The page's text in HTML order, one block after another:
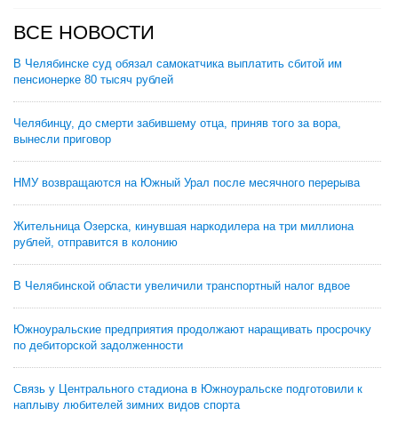
ВСЕ НОВОСТИ
В Челябинске суд обязал самокатчика выплатить сбитой им
пенсионерке 80 тысяч рублей
Челябинцу, до смерти забившему отца, приняв того за вора,
вынесли приговор
НМУ возвращаются на Южный Урал после месячного перерыва
Жительница Озерска, кинувшая наркодилера на три миллиона
рублей, отправится в колонию
В Челябинской области увеличили транспортный налог вдвое
Южноуральские предприятия продолжают наращивать просрочку
по дебиторской задолженности
Связь у Центрального стадиона в Южноуральске подготовили к
наплыву любителей зимних видов спорта